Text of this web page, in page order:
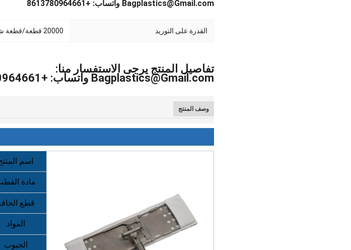
Bagplastics@Gmail.com واتساب: +8613780964661
القدرة على التوريد 20000 قطعة/قطعة شهرياً
تفاصيل المنتج يرجى الاستفسار منا:
Bagplastics@Gmail.com واتساب: +8613780964661
وصف المنتج
اسم
مادة
قطع
المواد
الحبوب